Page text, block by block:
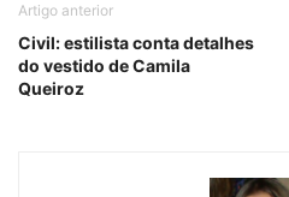
Artigo anterior
Civil: estilista conta detalhes
do vestido de Camila
Queiroz